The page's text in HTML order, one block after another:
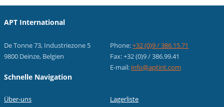
APT International
De Tonne 73, Industriezone 5
9800 Deinze, Belgien
Phone:+32 (0)9 / 386.15.71
Fax: +32 (0)9 / 386.99.41
E-mail: info@aptint.com
Schnelle Navigation
Über-uns
Lagerliste